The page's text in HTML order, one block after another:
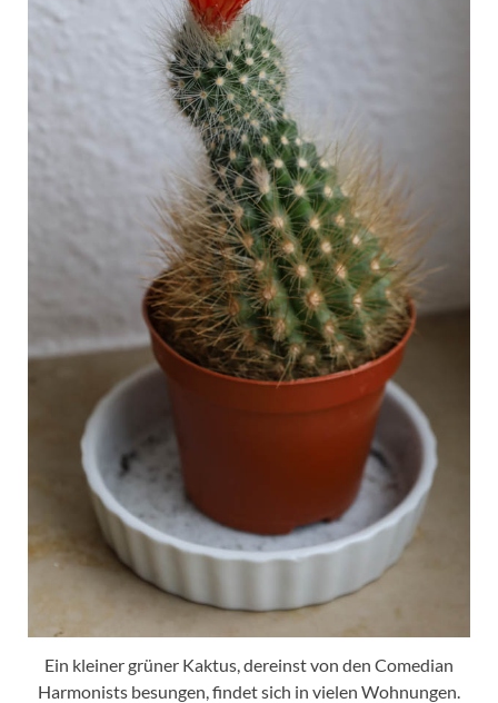
Ein kleiner grüner Kaktus, dereinst von den Comedian
Harmonists besungen, findet sich in vielen Wohnungen.